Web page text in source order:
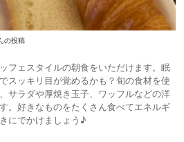
の投稿
フェスタイルの朝食をいただけます。眠
スッキリ目が覚めるかも？旬の食材を使
サラダや厚焼き玉子、ワッフルなどの洋
。好きなものをたくさん食べてエネルギ
にでかけましょう♪